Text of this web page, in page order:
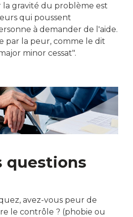
gravité du problème est
qui poussent
à demander de l'aide.
par la peur, comme le dit
minor cessat".
questions
avez-vous peur de
le contrôle ? (phobie ou